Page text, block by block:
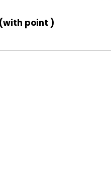
(with point )